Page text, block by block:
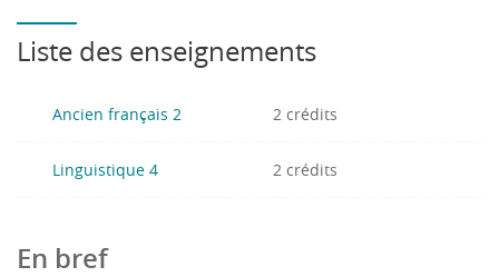
Liste des enseignements
Ancien français 2 2 crédits
Linguistique 4 2 crédits
En bref